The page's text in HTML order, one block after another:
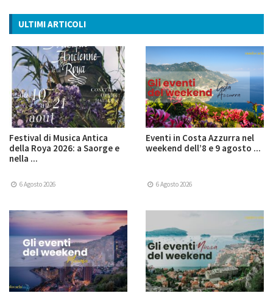
ULTIMI ARTICOLI
Festival di Musica Antica
della Roya 2026: a Saorge e
nella ...
6 Agosto 2026
Eventi in Costa Azzurra nel
weekend dell’8 e 9 agosto ...
6 Agosto 2026